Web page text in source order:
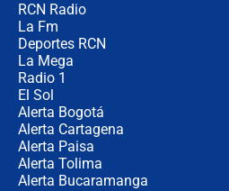
RCN Radio
La Fm
Deportes RCN
La Mega
Radio 1
El Sol
Alerta Bogotá
Alerta Cartagena
Alerta Paisa
Alerta Tolima
Alerta Bucaramanga